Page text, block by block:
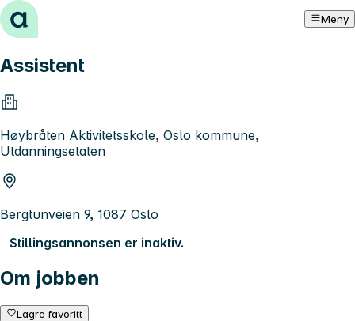
Hopp til innhold Meny
Assistent
Høybråten Aktivitetsskole, Oslo kommune,
Utdanningsetaten
Bergtunveien 9, 1087 Oslo
Stillingsannonsen er inaktiv.
Om jobben
Lagre favoritt